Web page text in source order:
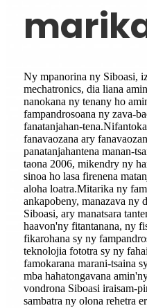
Ny mpanorina ny Siboasi,
mechatronics, dia liana
nanokana ny tenany ho
fampandrosoana ny zava-
fanatanjahan-
fanavaozana ary
panatanjahantena manan-
taona 2006, mikendry ny
sinoa ho lasa firenena
aloha loatra.Mitarika ny
ankapobeny, manazava ny
Siboasi, ary manatsara
haavon'ny fitantanana, ny
fikarohana sy ny
teknolojia fototra sy ny
famokarana marani-tsaina
mba hahatongavana
vondrona Siboasi iraisam-
sambatra ny olona rehetra